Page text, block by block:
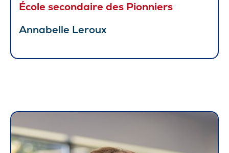
École secondaire des Pionniers
Annabelle Leroux